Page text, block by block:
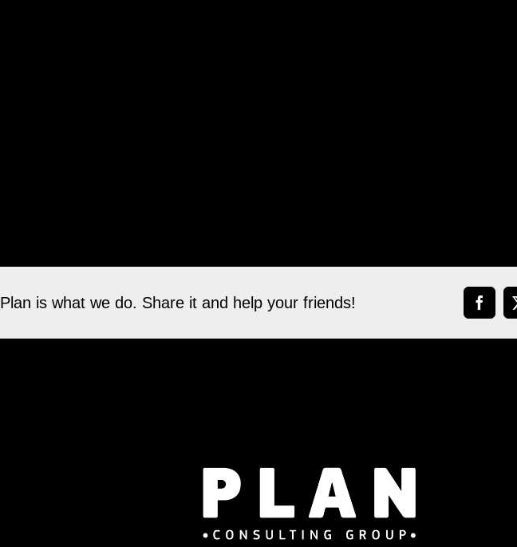
Plan is what we do. Share it and help your friends!